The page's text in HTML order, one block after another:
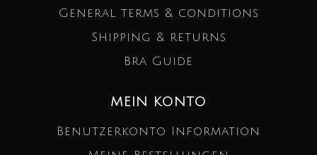
General terms & conditions
Shipping & returns
Bra Guide
MEIN KONTO
Benutzerkonto Information